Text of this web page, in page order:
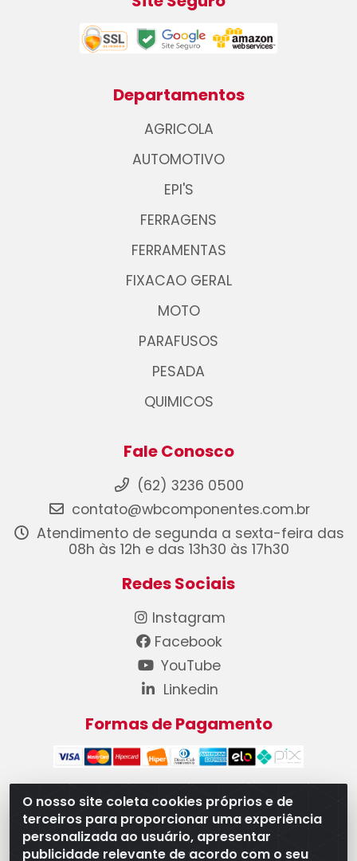
O nosso site coleta cookies próprios e de
terceiros para proporcionar uma experiência
personalizada ao usuário, apresentar
publicidade relevante de acordo com o seu
Departamentos
AGRICOLA
AUTOMOTIVO
EPI'S
FERRAGENS
FERRAMENTAS
FIXACAO GERAL
MOTO
PARAFUSOS
PESADA
QUIMICOS
Fale Conosco
(62) 3236 0500
contato@wbcomponentes.com.br
Atendimento de segunda a sexta-feira das
08h às 12h e das 13h30 às 17h30
Redes Sociais
Instagram
Facebook
YouTube
Linkedin
Formas de Pagamento
WB Componentes Automotivos LTDA - CNPJ
08.528.393/0001-12 - Rua do Níquel, 667 - Parque
Oeste Industrial, Goiânia/GO - CEP 74375-660